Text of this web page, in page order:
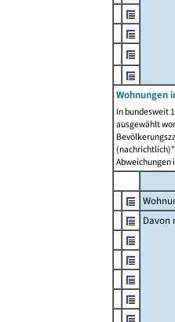
Wohnungen
In bundesweit
ausgewählt
Abweichungen
Davon